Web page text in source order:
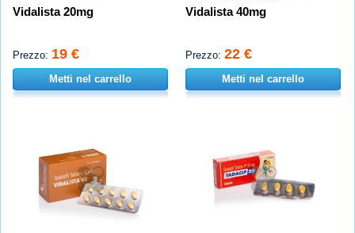
Vidalista 20mg
Prezzo: 19 €
Metti nel carrello
Vidalista 40mg
Prezzo: 22 €
Metti nel carrello